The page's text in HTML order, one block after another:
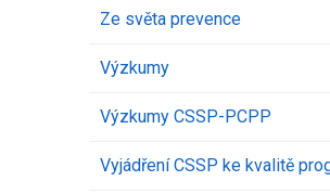
Ze světa prevence
Výzkumy
Výzkumy CSSP-PCPP
Vyjádření CSSP ke kvalitě